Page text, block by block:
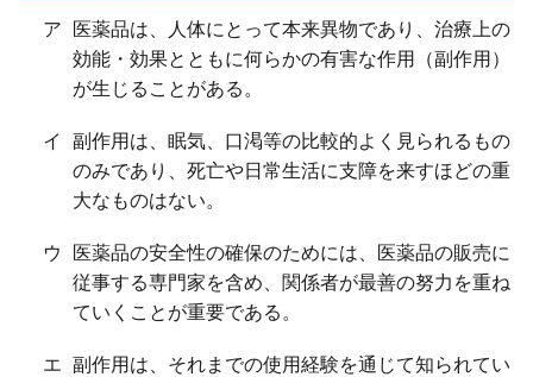
て「栄養機能の表示」ができる。
キシリトールを含む食品に対して「虫歯の原因になり
にくい食品です」の表示が許可されているのは『特定
保健用食品』。
疾病に罹患していない者の健康の維持及び増進に役立
つ旨又は適する旨を表示することができるのは『機能
性表示食品』。
ア 医薬品は、人体にとって本来異物であり、治療上の
効能・効果とともに何らかの有害な作用（副作用）
が生じることがある。
イ
副作用は、眠気、口渇等の比較的よく見られるもの
のみであり、死亡や日常生活に支障を来すほどの重
大なものはない。
ウ 医薬品の安全性の確保のためには、医薬品の販売に
従事する専門家を含め、関係者が最善の努力を重ね
ていくことが重要である。
エ 副作用は、それまでの使用経験を通じて知られてい